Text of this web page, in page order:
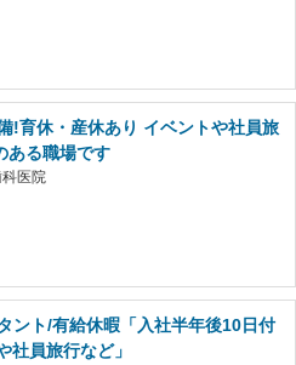
!育休・産休あり イベントや社員旅
ある職場です
医院
ント/有給休暇「入社半年後10日付
社員旅行など」